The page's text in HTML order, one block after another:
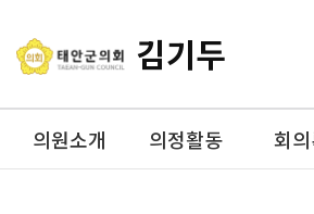
김기두
의원소개 의정활동 회